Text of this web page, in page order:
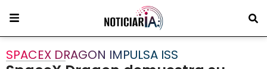
SPACEX DRAGON IMPULSA ISS